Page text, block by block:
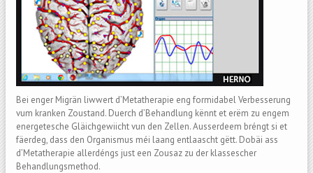
Bei enger Migrän liwwert d’Metatherapie eng formidabel Verbesserung
vum kranken Zoustand. Duerch d’Behandlung kënnt et erëm zu engem
energetesche Gläichgewiicht vun den Zellen. Ausserdeem bréngt si et
fäerdeg, dass den Organismus méi laang entlaascht gëtt. Dobäi ass
d’Metatherapie allerdéngs just een Zousaz zu der klassescher
Behandlungsmethod.